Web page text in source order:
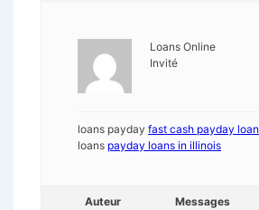
Loans Online
Invité
loans payday fast cash payday loan
loans payday loans in illinois
Auteur Messages